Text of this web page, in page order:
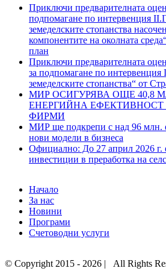
Приключи предварителната
подпомагане по интервенция
земеделските стопанства
компонентите на околната
план
Приключи предварителната
за подпомагане по
земеделските стопанства“ от
МИР ОСИГУРЯВА ОЩЕ 40,8
ЕНЕРГИЙНА ЕФЕКТИВНОСТ
ФИРМИ
МИР ще подкрепи с над 96 млн.
нови модели в бизнеса
Официално: До 27 април 2026 г.
инвестиции в преработка на
Начало
За нас
Новини
Програми
Счетоводни услуги
© Copyright 2015 - 2026 | All Rights